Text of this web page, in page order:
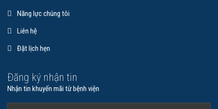
Năng lực chúng tôi
Liên hệ
Đặt lịch hẹn
Đăng ký nhận tin
Nhận tin khuyến mãi từ bệnh viện